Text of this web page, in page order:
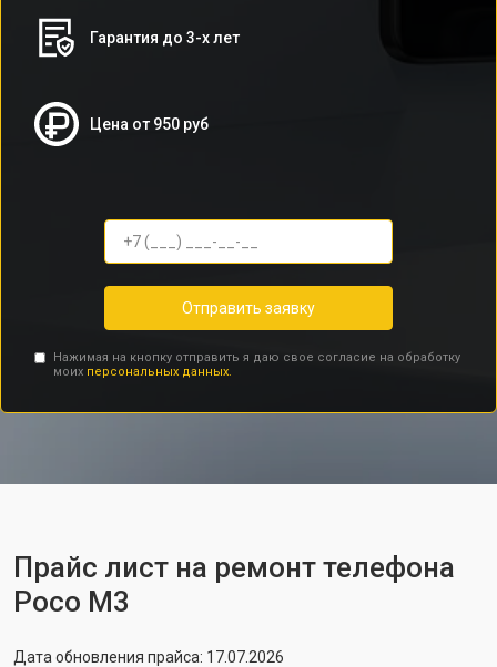
Гарантия до 3-х лет
Цена от 950 руб
Отправить заявку
Нажимая на кнопку отправить я даю свое согласие на обработку
моих персональных данных.
Прайс лист на ремонт телефона
Poco M3
Дата обновления прайса: 17.07.2026